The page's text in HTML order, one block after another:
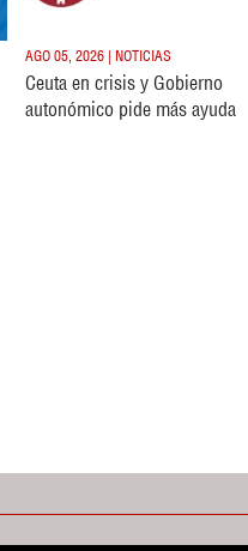
AGO 05, 2026 | NOTICIAS
Ceuta en crisis y Gobierno
autonómico pide más ayuda